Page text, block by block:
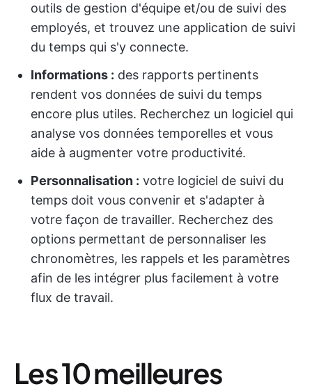
outils de gestion d'équipe et/ou de suivi des
employés, et trouvez une application de suivi
du temps qui s'y connecte.
Informations : des rapports pertinents
rendent vos données de suivi du temps
encore plus utiles. Recherchez un logiciel qui
analyse vos données temporelles et vous
aide à augmenter votre productivité.
Personnalisation : votre logiciel de suivi du
temps doit vous convenir et s'adapter à
votre façon de travailler. Recherchez des
options permettant de personnaliser les
chronomètres, les rappels et les paramètres
afin de les intégrer plus facilement à votre
flux de travail.
Les 10 meilleures